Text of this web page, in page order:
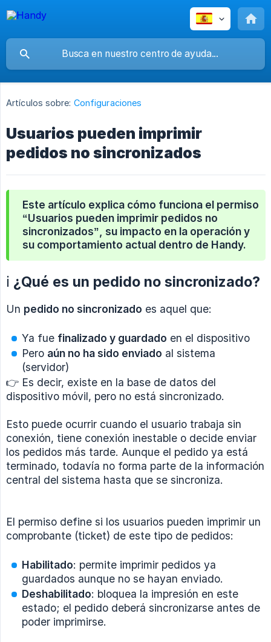
Artículos sobre: Configuraciones
Usuarios pueden imprimir
pedidos no sincronizados
Este artículo explica cómo funciona el permiso
“Usuarios pueden imprimir pedidos no
sincronizados” , su impacto en la operación y
su comportamiento actual dentro de Handy.
ℹ️ ¿Qué es un pedido no sincronizado?
Un pedido no sincronizado es aquel que:
Ya fue finalizado y guardado en el dispositivo
Pero aún no ha sido enviado al sistema
(servidor)
👉 Es decir, existe en la base de datos del
dispositivo móvil, pero no está sincronizado.
Esto puede ocurrir cuando el usuario trabaja sin
conexión, tiene conexión inestable o decide enviar
los pedidos más tarde. Aunque el pedido ya está
terminado, todavía no forma parte de la información
central del sistema hasta que se sincroniza.
El permiso define si los usuarios pueden imprimir un
comprobante (ticket) de este tipo de pedidos:
Habilitado: permite imprimir pedidos ya
guardados aunque no se hayan enviado.
Deshabilitado: bloquea la impresión en este
estado; el pedido deberá sincronizarse antes de
poder imprimirse.